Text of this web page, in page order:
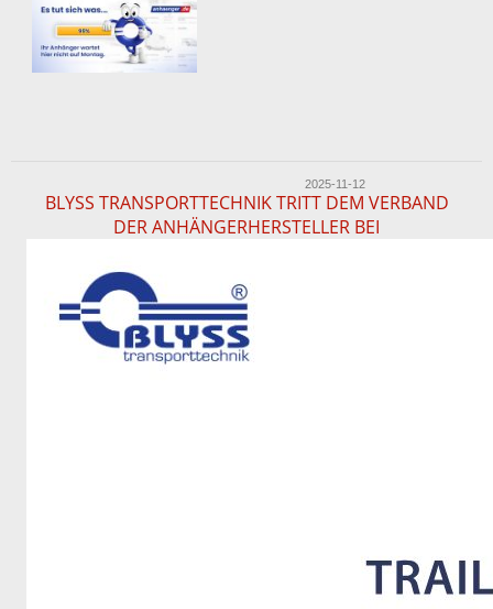
2025-11-12
BLYSS TRANSPORTTECHNIK TRITT DEM VERBAND
DER ANHÄNGERHERSTELLER BEI